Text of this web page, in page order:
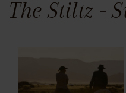
The Stiltz -